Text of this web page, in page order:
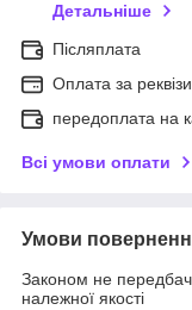
Детальніше
Післяплата
Оплата за
передоплата на
Всі умови оплати
Умови
Законом не
належної якості